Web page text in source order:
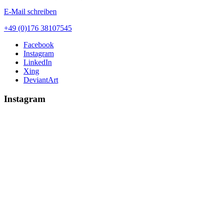
E-Mail schreiben
+49 (0)176 38107545
Facebook
Instagram
LinkedIn
Xing
DeviantArt
Instagram